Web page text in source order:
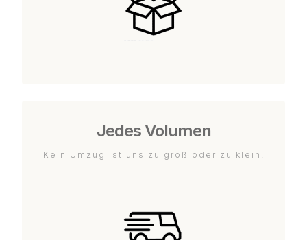
Jedes Volumen
Kein Umzug ist uns zu groß oder zu klein.